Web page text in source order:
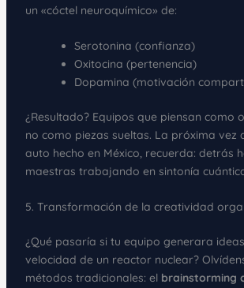
un «cóctel neuroquímico» de:
Serotonina (confianza)
Oxitocina (pertenencia)
Dopamina (motivación
¿Resultado? Equipos que piensan como
no como piezas sueltas. La próxima vez
auto hecho en México, recuerda: detrás
maestras trabajando en sintonía
5. Transformación de la creatividad
¿Qué pasaría si tu equipo generara
velocidad de un reactor nuclear?
métodos tradicionales: el brainstorming